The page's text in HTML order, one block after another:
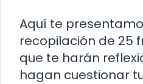
Aquí te
recopilación de 25
que te harán
hagan cuestionar